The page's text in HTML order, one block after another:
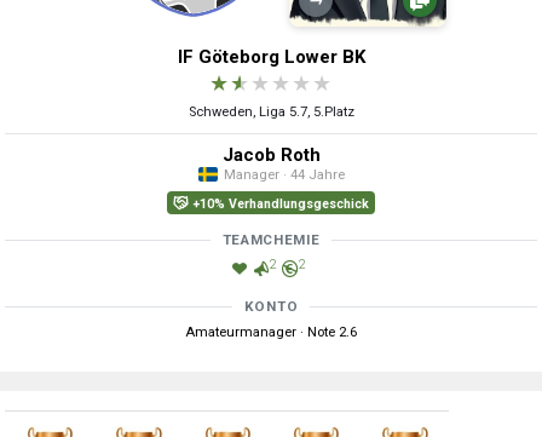
IF Göteborg Lower BK
★★ ★ ★ ★ ★
Schweden, Liga 5.7, 5.Platz
Jacob Roth
Manager · 44 Jahre
+10% Verhandlungsgeschick
TEAMCHEMIE
2 2
KONTO
Amateurmanager · Note 2.6